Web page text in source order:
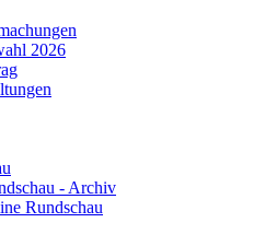
2026
- Archiv
Rundschau